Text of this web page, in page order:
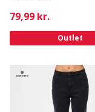
Current
79,99 kr.
Outlet